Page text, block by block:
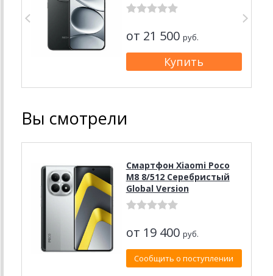
от 21 500 руб.
Вы смотрели
Смартфон Xiaomi Poco
M8 8/512 Серебристый
Global Version
от 19 400 руб.
Сообщить о поступлении